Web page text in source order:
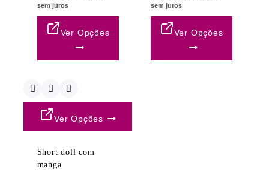
sem juros
Ver Opções
sem juros
Ver Opções
Ver Opções
Short doll com
manga